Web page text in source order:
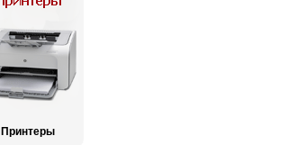
Принтеры